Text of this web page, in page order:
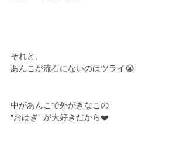
それと、
あんこが流石にないのはツライ😭
中があんこで外がきなこの
"おはぎ" が大好きだから❤️